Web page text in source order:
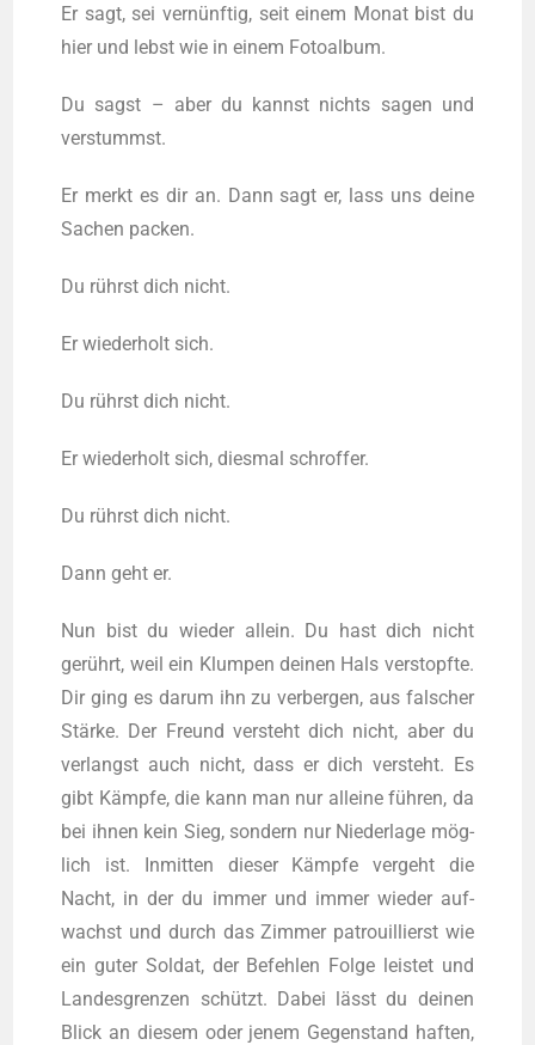
Er sagt, sei ver­nünf­tig, seit einem Monat bist du
hier und lebst wie in einem Fotoalbum.
Du sagst – aber du kannst nichts sagen und
verstummst.
Er merkt es dir an. Dann sagt er, lass uns dei­ne
Sachen packen.
Du rührst dich nicht.
Er wie­der­holt sich.
Du rührst dich nicht.
Er wie­der­holt sich, dies­mal schroffer.
Du rührst dich nicht.
Dann geht er.
Nun bist du wie­der allein. Du hast dich nicht
gerührt, weil ein Klum­pen dei­nen Hals ver­stopf­te.
Dir ging es dar­um ihn zu ver­ber­gen, aus fal­scher
Stär­ke. Der Freund ver­steht dich nicht, aber du
ver­langst auch nicht, dass er dich ver­steht. Es
gibt Kämp­fe, die kann man nur allei­ne füh­ren, da
bei ihnen kein Sieg, son­dern nur Nie­der­la­ge mög­
lich ist. Inmit­ten die­ser Kämp­fe ver­geht die
Nacht, in der du immer und immer wie­der auf­
wachst und durch das Zim­mer patrouil­lierst wie
ein guter Sol­dat, der Befeh­len Fol­ge leis­tet und
Lan­des­gren­zen schützt. Dabei lässt du dei­nen
Blick an die­sem oder jenem Gegen­stand haf­ten,